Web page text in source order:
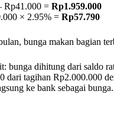
Rp41.000 = Rp1.959.000
× 2.95% = Rp57.790
bunga makan bagian
bunga dihitung dari saldo
dari tagihan Rp2.000.000
ke bank sebagai